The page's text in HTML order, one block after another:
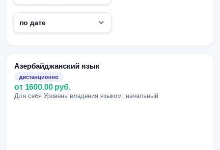
Азербайджанский язык
дистанционно
от 1600.00 руб.
Для себя Уровень владения языком: начальный